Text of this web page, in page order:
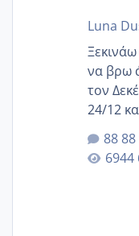
Luna
να βρω
τον
24/12
της
άγχος
88